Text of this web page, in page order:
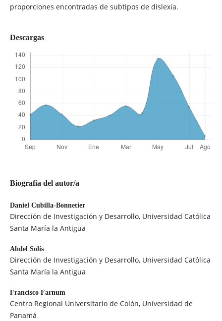
proporciones encontradas de subtipos de dislexia.
Descargas
Biografía del autor/a
Daniel Cubilla-Bonnetier
Dirección de Investigación y Desarrollo, Universidad Católica
Santa María la Antigua
Abdel Solís
Dirección de Investigación y Desarrollo, Universidad Católica
Santa María la Antigua
Francisco Farnum
Centro Regional Universitario de Colón, Universidad de
Panamá